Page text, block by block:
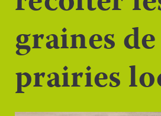
graines de
prairies